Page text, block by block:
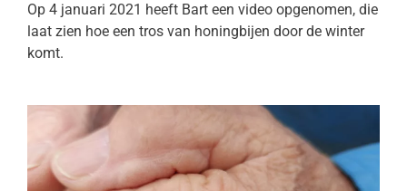
Op 4 januari 2021 heeft Bart een video opgenomen, die
laat zien hoe een tros van honingbijen door de winter
komt.